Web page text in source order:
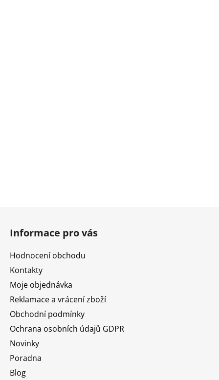
Informace pro vás
Hodnocení obchodu
Kontakty
Moje objednávka
Reklamace a vrácení zboží
Obchodní podmínky
Ochrana osobních údajů GDPR
Novinky
Poradna
Blog